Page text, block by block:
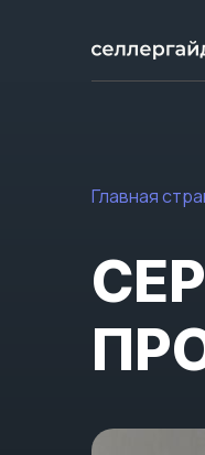
Главная